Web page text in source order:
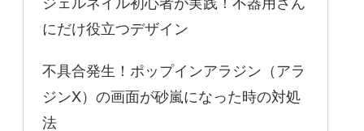
にだけ役立つデザイン
不具合発生！ポップインアラジン（アラ
ジンX）の画面が砂嵐になった時の対処
法